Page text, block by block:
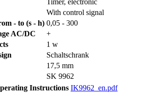
Timer, electronic
With control signal
- to (s - h) 0,05 - 300
AC/DC
+
1 w
Schaltschrank
17,5 mm
SK 9962
Instructions IK9962_en.pdf